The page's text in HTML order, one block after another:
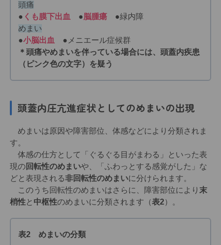
頭痛
● くも膜下出血 ●脳腫瘍 ●緑内障
めまい
●小脳出血
●メニエール症候群
＊頭痛やめまいを伴っている場合には、頭蓋内疾患
（ピンク色の文字）を疑う
頭蓋内圧亢進症状としてのめまいの出現
めまいは原因や障害部位、体感などにより分類されま
す。
体感の仕方として「ぐるぐる目がまわる」といった表
現の回転性のめまいや、「ふわっとする感覚がした」な
どと表現される非回転性のめまいに分けられます。
このうち回転性のめまいはさらに、障害部位により 末
梢性と 中枢性のめまいに分類されます（表2）。
表2 めまいの分類